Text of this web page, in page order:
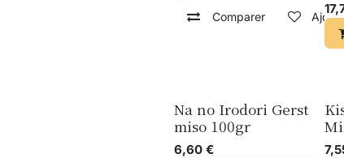
Comparer
Nouveau !
Na no Irodori Gerst
miso 100gr
6,60 €